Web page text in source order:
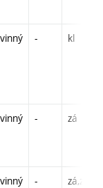
- kl
- zá
- zá,zk